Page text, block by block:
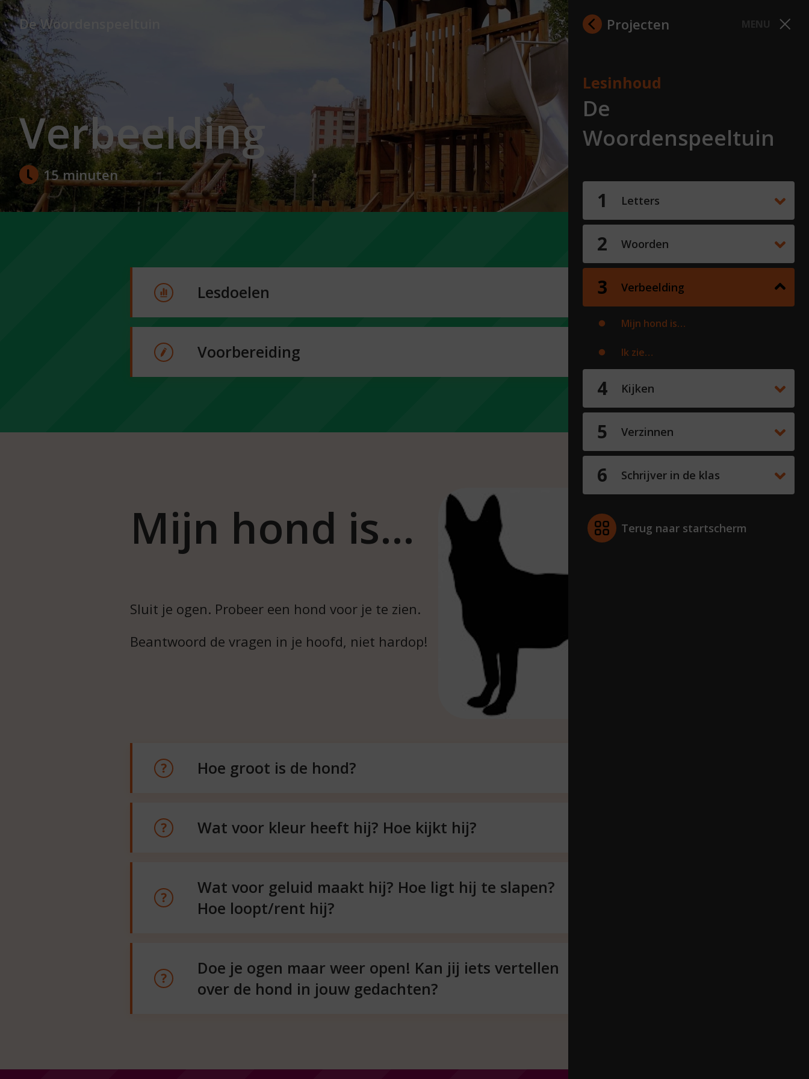
De Woordenspeeltuin
Verbeelding
15 minuten
Projecten MENU
Lesinhoud
De
Woordenspeeltuin
Letters
Woorden
Verbeelding
Mijn hond is…
Ik zie…
Kijken
Verzinnen
Schrijver in de klas
Terug naar startscherm
Lesdoelen
Voorbereiding
Mijn hond is…
Sluit je ogen. Probeer een hond voor je te zien.
Beantwoord de vragen in je hoofd, niet hardop!
Hoe groot is de hond?
Wat voor kleur heeft hij? Hoe kijkt hij?
Wat voor geluid maakt hij? Hoe ligt hij te slapen?
Hoe loopt/rent hij?
Doe je ogen maar weer open! Kan jij iets vertellen
over de hond in jouw gedachten?